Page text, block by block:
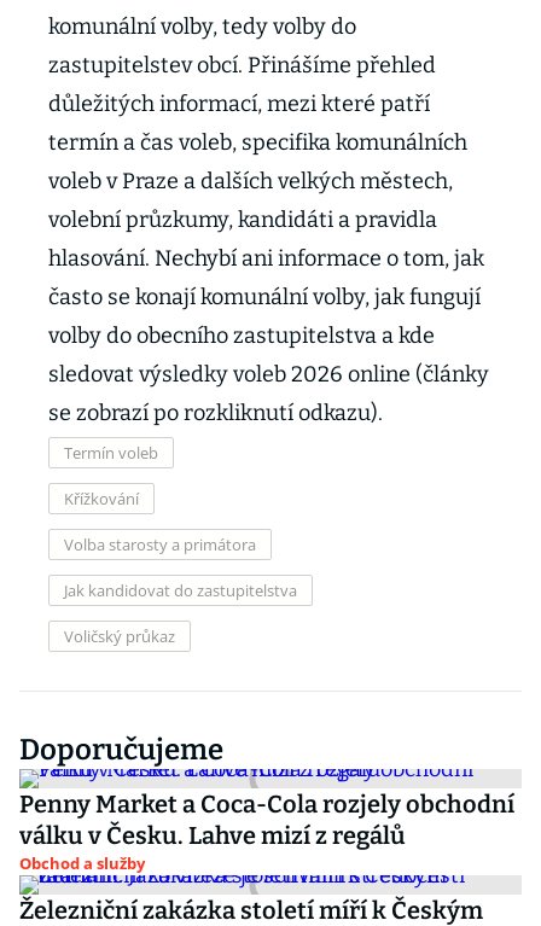
komunální volby, tedy volby do
zastupitelstev obcí. Přinášíme přehled
důležitých informací, mezi které patří
termín a čas voleb, specifika komunálních
voleb v Praze a dalších velkých městech,
volební průzkumy, kandidáti a pravidla
hlasování. Nechybí ani informace o tom, jak
často se konají komunální volby, jak fungují
volby do obecního zastupitelstva a kde
sledovat výsledky voleb 2026 online (články
se zobrazí po rozkliknutí odkazu).
Termín voleb
Křížkování
Volba starosty a primátora
Jak kandidovat do zastupitelstva
Voličský průkaz
Doporučujeme
Penny Market a Coca-Cola rozjely obchodní
válku v Česku. Lahve mizí z regálů
Obchod a služby
Železniční zakázka století míří k Českým